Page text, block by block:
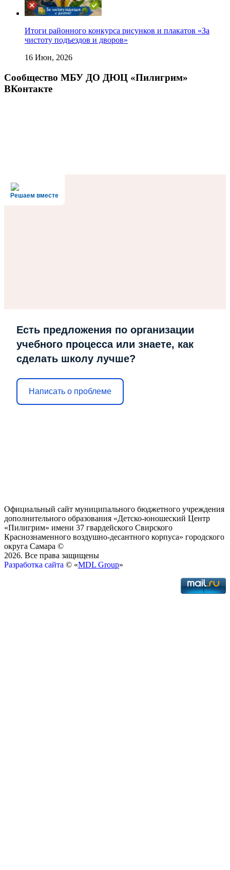
Итоги районного конкурса рисунков и плакатов «За
чистоту подъездов и дворов»
16 Июн, 2026
Сообщество МБУ ДО ДЮЦ «Пилигрим»
ВКонтакте
Решаем вместе
Есть предложения по организации
учебного процесса или знаете, как
сделать школу лучше?
Написать о проблеме
Официальный сайт муниципального бюджетного учреждения
дополнительного образования «Детско-юношеский Центр
«Пилигрим» имени 37 гвардейского Свирского
Краснознаменного воздушно-десантного корпуса» городского
округа Самара ©
2026. Все права защищены
Разработка сайта © «MDL Group»